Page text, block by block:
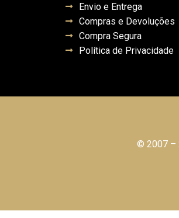
Envio e Entrega
Compras e Devoluções
Compra Segura
Política de Privacidade
© 2007 –